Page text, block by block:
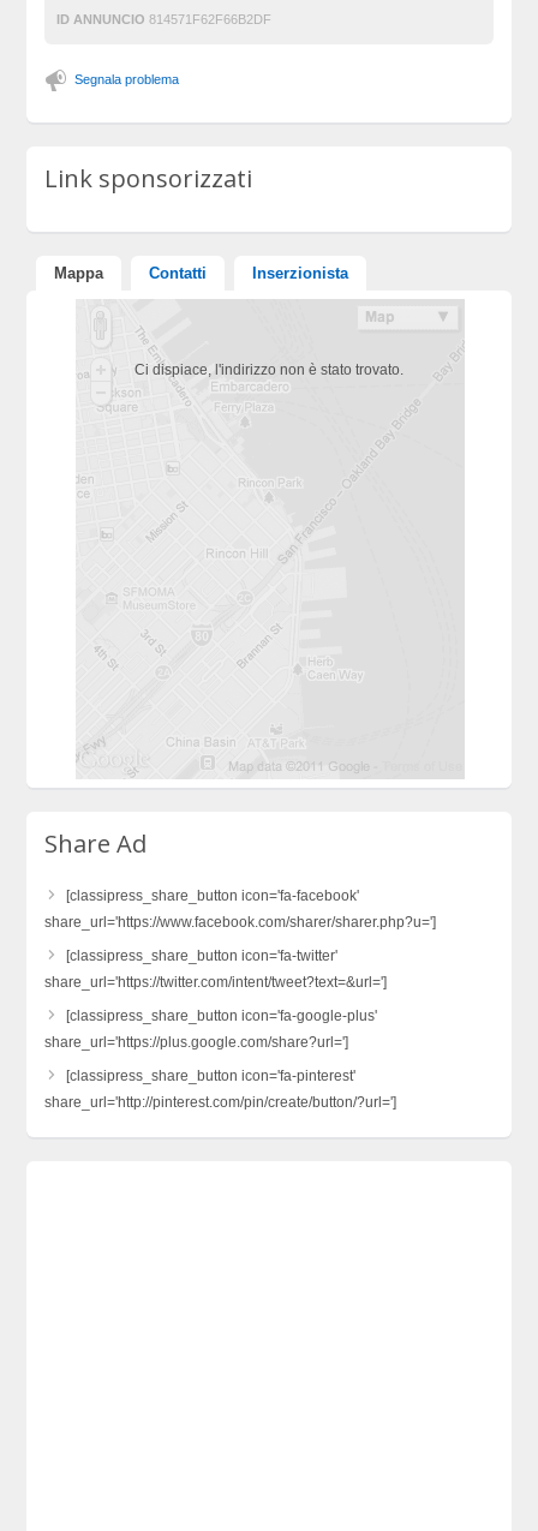
ID ANNUNCIO 814571F62F66B2DF
Segnala problema
Link sponsorizzati
Mappa Contatti Inserzionista
Ci dispiace, l'indirizzo non è stato trovato.
Share Ad
[classipress_share_button icon='fa-facebook'
share_url='https://www.facebook.com/sharer/sharer.php?u=']
[classipress_share_button icon='fa-twitter'
share_url='https://twitter.com/intent/tweet?text=&url=']
[classipress_share_button icon='fa-google-plus'
share_url='https://plus.google.com/share?url=']
[classipress_share_button icon='fa-pinterest'
share_url='http://pinterest.com/pin/create/button/?url=']